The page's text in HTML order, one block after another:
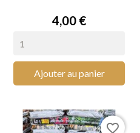
Prix
4,00 €
Ajouter au panier
favorite_border